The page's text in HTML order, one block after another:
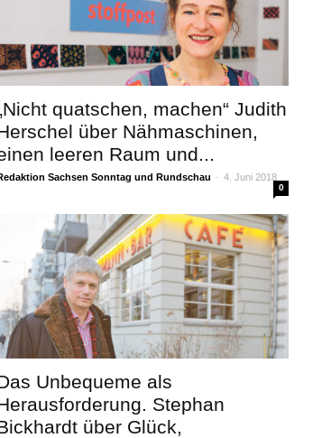
quatschen, machen“ Judith
über Nähmaschinen,
leeren Raum und...
Sachsen Sonntag und Rundschau - 4. Juni 2018
0
Unbequeme als
Stephan
über Glück,